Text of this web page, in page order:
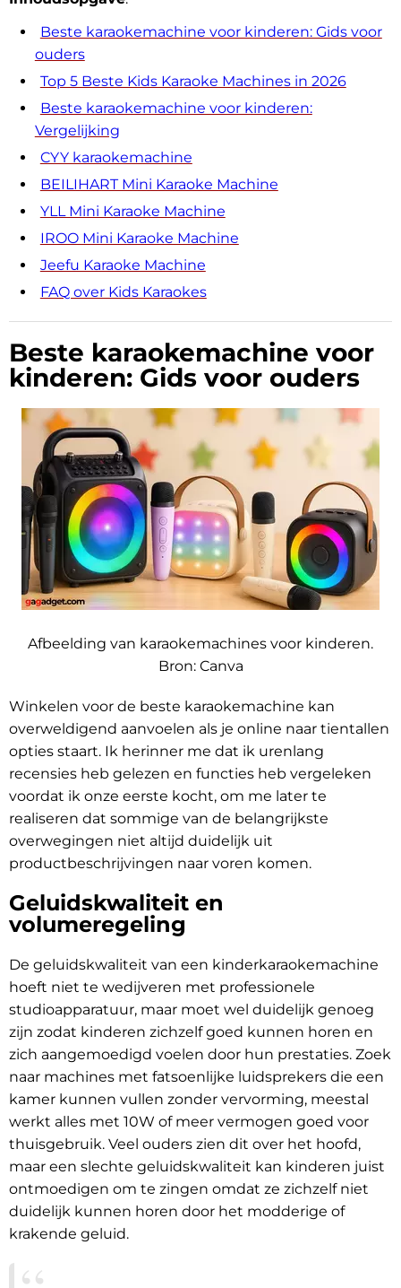
Beste karaokemachine voor kinderen: Gids voor
ouders
Top 5 Beste Kids Karaoke Machines in 2026
Beste karaokemachine voor kinderen:
Vergelijking
CYY karaokemachine
BEILIHART Mini Karaoke Machine
YLL Mini Karaoke Machine
IROO Mini Karaoke Machine
Jeefu Karaoke Machine
FAQ over Kids Karaokes
Beste karaokemachine voor
kinderen: Gids voor ouders
Afbeelding van karaokemachines voor kinderen.
Bron: Canva
Winkelen voor de beste karaokemachine kan
overweldigend aanvoelen als je online naar tientallen
opties staart. Ik herinner me dat ik urenlang
recensies heb gelezen en functies heb vergeleken
voordat ik onze eerste kocht, om me later te
realiseren dat sommige van de belangrijkste
overwegingen niet altijd duidelijk uit
productbeschrijvingen naar voren komen.
Geluidskwaliteit en
volumeregeling
De geluidskwaliteit van een kinderkaraokemachine
hoeft niet te wedijveren met professionele
studioapparatuur, maar moet wel duidelijk genoeg
zijn zodat kinderen zichzelf goed kunnen horen en
zich aangemoedigd voelen door hun prestaties. Zoek
naar machines met fatsoenlijke luidsprekers die een
kamer kunnen vullen zonder vervorming, meestal
werkt alles met 10W of meer vermogen goed voor
thuisgebruik. Veel ouders zien dit over het hoofd,
maar een slechte geluidskwaliteit kan kinderen juist
ontmoedigen om te zingen omdat ze zichzelf niet
duidelijk kunnen horen door het modderige of
krakende geluid.